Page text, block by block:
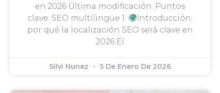
en 2026 Última modificación: Puntos
clave: SEO multilingüe 1.
Introducción:
por qué la localización SEO será clave en
2026 El
Silvi Nunez 5 De Enero De 2026